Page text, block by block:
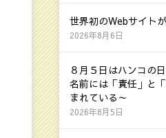
世界初のWebサイト
2026年8月6日
８月５日はハンコの
名前には「責任」と
まれている～
2026年8月5日